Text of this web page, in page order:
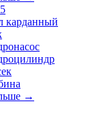
карданный
→